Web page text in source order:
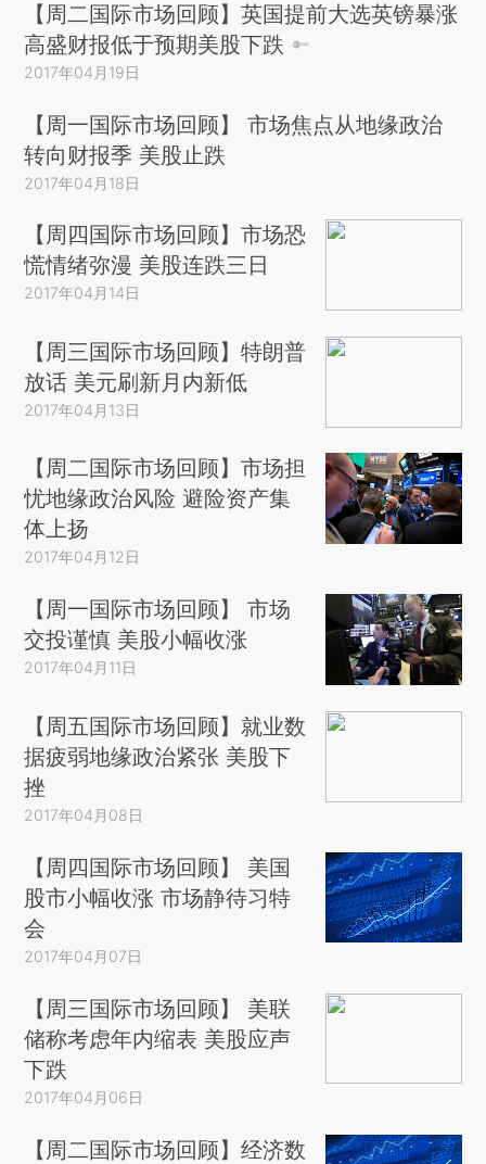
【周二国际市场回顾】英国提前大选英镑暴涨
高盛财报低于预期美股下跌
2017年04月19日
【周一国际市场回顾】 市场焦点从地缘政治
转向财报季 美股止跌
2017年04月18日
【周四国际市场回顾】市场恐
慌情绪弥漫 美股连跌三日
2017年04月14日
【周三国际市场回顾】特朗普
放话 美元刷新月内新低
2017年04月13日
【周二国际市场回顾】市场担
忧地缘政治风险 避险资产集
体上扬
2017年04月12日
【周一国际市场回顾】 市场
交投谨慎 美股小幅收涨
2017年04月11日
【周五国际市场回顾】就业数
据疲弱地缘政治紧张 美股下
挫
2017年04月08日
【周四国际市场回顾】 美国
股市小幅收涨 市场静待习特
会
2017年04月07日
【周三国际市场回顾】 美联
储称考虑年内缩表 美股应声
下跌
2017年04月06日
【周二国际市场回顾】经济数